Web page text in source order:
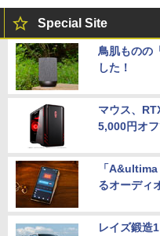
Special Site
鳥肌ものの
した！
マウス、
5,000円オ
「
るオーディ
レイズ鍛造